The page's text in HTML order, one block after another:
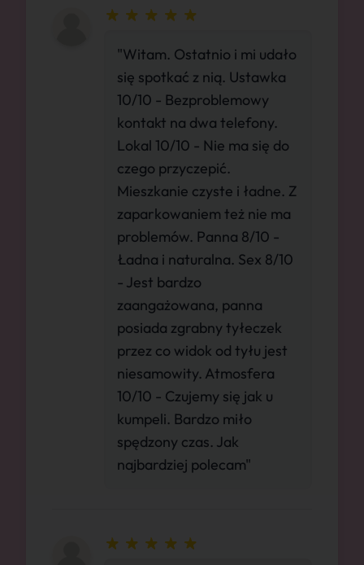
"Witam. Ostatnio i mi udało
się spotkać z nią. Ustawka
10/10 - Bezproblemowy
kontakt na dwa telefony.
Lokal 10/10 - Nie ma się do
czego przyczepić.
Mieszkanie czyste i ładne. Z
zaparkowaniem też nie ma
problemów. Panna 8/10 -
Ładna i naturalna. Sex 8/10
- Jest bardzo
zaangażowana, panna
posiada zgrabny tyłeczek
przez co widok od tyłu jest
niesamowity. Atmosfera
10/10 - Czujemy się jak u
kumpeli. Bardzo miło
spędzony czas. Jak
najbardziej polecam"